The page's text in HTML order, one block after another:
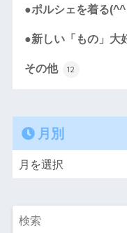
●ポルシェを着る(^^
●新しい「もの」大
その他 12
月別